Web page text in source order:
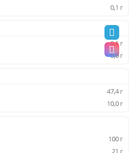
0,1 г
0,1 г
0,0 г
47,4 г
10,0 г
100 г
21 г